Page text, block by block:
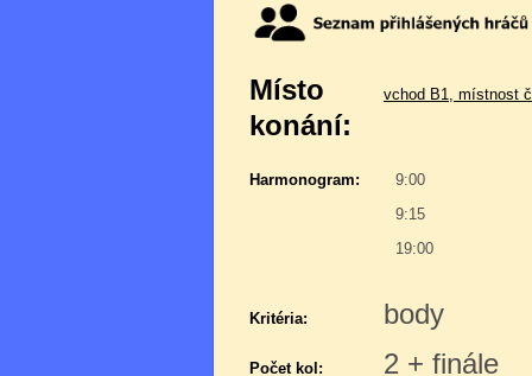
Místo
konání:
vchod B1, místnost
Harmonogram:
9:00
9:15
19:00
Kritéria: body
Počet kol: 2 + finále